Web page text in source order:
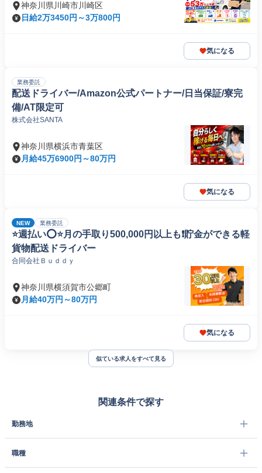
神奈川県川崎市川崎区
日給2万3450円～3万800円
気になる
業務委託
配送ドライバー/Amazon公式パートナー/日当保証/寮完
備/AT限定可
株式会社SANTA
神奈川県横浜市青葉区
月給45万6900円～80万円
気になる
NEW 業務委託
⭐️週払い⭕️⭐️月の手取り500,000円以上も❗️貯金ができる軽
貨物配送ドライバー
合同会社Ｂｕｄｄｙ
神奈川県横須賀市公郷町
月給40万円～80万円
気になる
似ている求人をすべて見る
関連条件で探す
勤務地
職種